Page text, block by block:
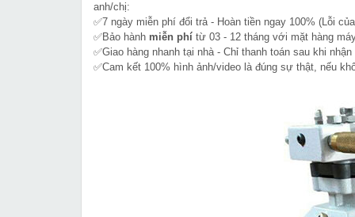
anh/chị:
✅7 ngày miễn phí đổi trả - Hoàn tiền ngay 100% (Lỗi
✅Bảo hành miễn phí từ 03 - 12 tháng với mặt hàng
✅Giao hàng nhanh tại nhà - Chỉ thanh toán sau khi nhận
✅Cam kết 100% hình ảnh/video là đúng sự thật, nếu